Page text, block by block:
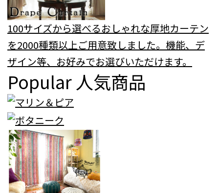
100サイズから選べるおしゃれな厚地カーテン
を2000種類以上ご用意致しました。機能、デ
ザイン等、お好みでお選びいただけます。
Popular人気商品